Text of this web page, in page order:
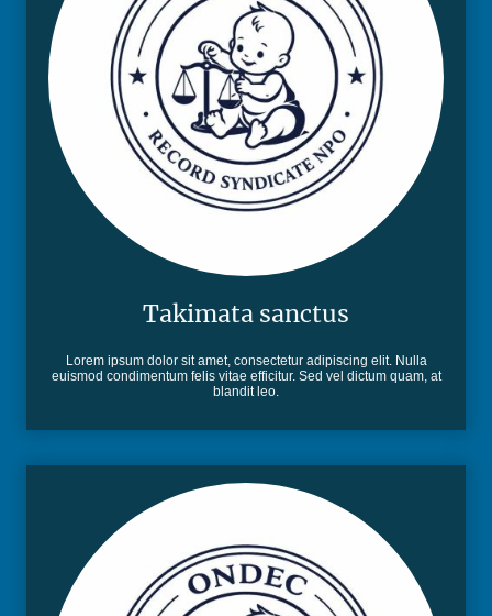
Takimata sanctus
Lorem ipsum dolor sit amet, consectetur adipiscing elit. Nulla
euismod condimentum felis vitae efficitur. Sed vel dictum quam, at
blandit leo.